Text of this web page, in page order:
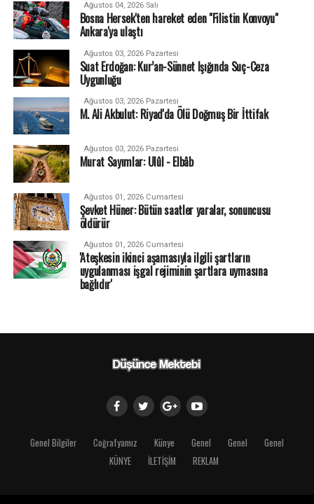
Ağustos 04, 2026 Salı
Bosna Hersek'ten hareket eden "Filistin Konvoyu"
Ankara'ya ulaştı
Ağustos 03, 2026 Pazartesi
Suat Erdoğan: Kur’an-Sünnet Işığında Suç-Ceza
Uygunluğu
Ağustos 03, 2026 Pazartesi
M. Ali Akbulut: Riyad'da Ölü Doğmuş Bir İttifak
Ağustos 03, 2026 Pazartesi
Murat Sayımlar: Ulûl - Elbâb
Ağustos 01, 2026 Cumartesi
Şevket Hüner: Bütün saatler yaralar, sonuncusu
öldürür
Ağustos 01, 2026 Cumartesi
'Ateşkesin ikinci aşamasıyla ilgili şartların
uygulanması işgal rejiminin şartlara uymasına
bağlıdır'
Genel Bilgiler Coğrafyamız Künye Genel Genel
Genel
KÜNYE
İLETİŞİM REKLAM